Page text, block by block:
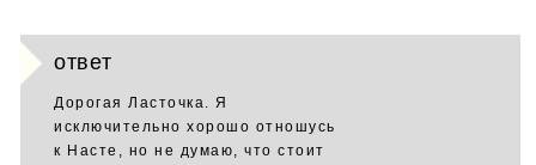
ответ
Дорогая Ласточка. Я
исключительно хорошо отношусь
к Насте, но не думаю, что стоит